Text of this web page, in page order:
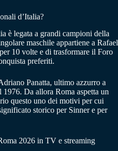
d’Italia?
è legata a grandi campioni della
maschile appartiene a Rafael
10 volte e di trasformare il Foro
preferiti.
Panatta, ultimo azzurro a
Da allora Roma aspetta un
questo uno dei motivi per cui
storico per Sinner e per
2026 in TV e streaming